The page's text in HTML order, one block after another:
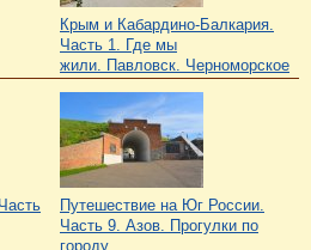
Крым и Кабардино-Балкария.
Часть 1. Где мы
жили. Павловск. Черноморское
Путешествие на Юг России.
Часть 9. Азов. Прогулки по
городу